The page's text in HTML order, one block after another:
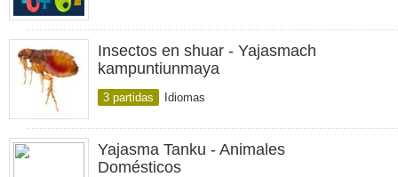
Insectos en shuar - Yajasmach
kampuntiunmaya
3 partidas Idiomas
Yajasma Tanku - Animales
Domésticos